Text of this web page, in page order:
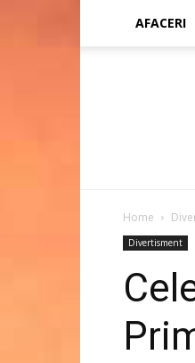
AFACERI
Home
Divertisment